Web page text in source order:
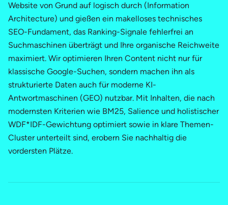
Website von Grund auf logisch durch (Information
Architecture) und gießen ein makelloses technisches
SEO-Fundament, das Ranking-Signale fehlerfrei an
Suchmaschinen überträgt und Ihre organische Reichweite
maximiert. Wir optimieren Ihren Content nicht nur für
klassische Google-Suchen, sondern machen ihn als
strukturierte Daten auch für moderne KI-
Antwortmaschinen (GEO) nutzbar. Mit Inhalten, die nach
modernsten Kriterien wie BM25, Salience und holistischer
WDF*IDF-Gewichtung optimiert sowie in klare Themen-
Cluster unterteilt sind, erobern Sie nachhaltig die
vordersten Plätze.